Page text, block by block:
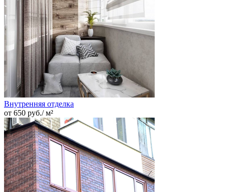
Внутренняя отделка
от 650 руб./ м²